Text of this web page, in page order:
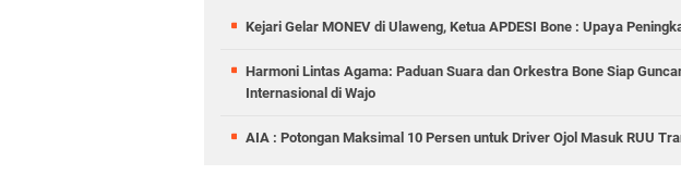
Kejari Gelar MONEV di Ulaweng, Ketua APDESI Bone : Upaya
Harmoni Lintas Agama: Paduan Suara dan Orkestra Bone Siap
Internasional di Wajo
AIA : Potongan Maksimal 10 Persen untuk Driver Ojol Masuk RUU